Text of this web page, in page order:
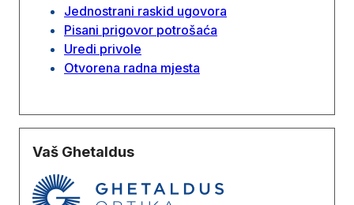
Jednostrani raskid ugovora
Pisani prigovor potrošaća
Uredi privole
Otvorena radna mjesta
Vaš Ghetaldus